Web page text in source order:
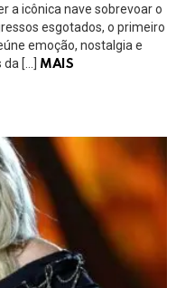
a icônica nave sobrevoar o
esgotados, o primeiro
emoção, nostalgia e
[…]
MAIS